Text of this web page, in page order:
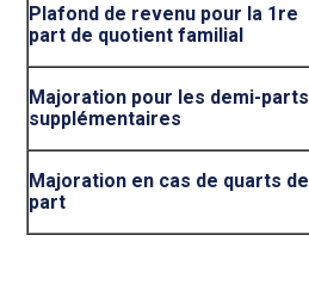
Plafond de revenu pour la 1re
part de quotient familial
Majoration pour les demi-parts
supplémentaires
Majoration en cas de quarts de
part